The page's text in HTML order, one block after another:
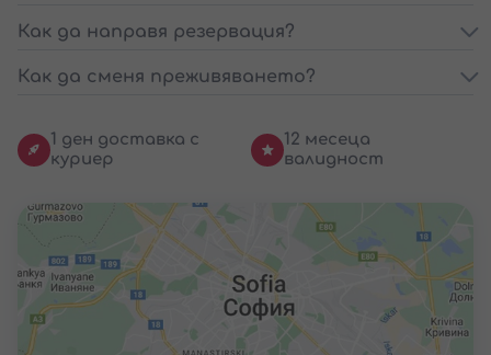
Как да направя резервация?
Как да сменя преживяването?
1 ден доставка с
куриер
12 месеца
валидност